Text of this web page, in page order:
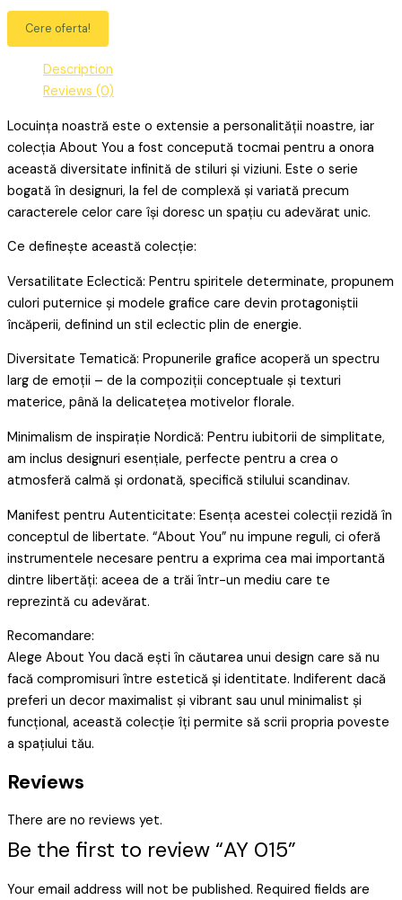
Cere oferta!
Description
Reviews (0)
Locuința noastră este o extensie a personalității noastre, iar
colecția About You a fost concepută tocmai pentru a onora
această diversitate infinită de stiluri și viziuni. Este o serie
bogată în designuri, la fel de complexă și variată precum
caracterele celor care își doresc un spațiu cu adevărat unic.
Ce definește această colecție:
Versatilitate Eclectică: Pentru spiritele determinate, propunem
culori puternice și modele grafice care devin protagoniștii
încăperii, definind un stil eclectic plin de energie.
Diversitate Tematică: Propunerile grafice acoperă un spectru
larg de emoții – de la compoziții conceptuale și texturi
materice, până la delicatețea motivelor florale.
Minimalism de inspirație Nordică: Pentru iubitorii de simplitate,
am inclus designuri esențiale, perfecte pentru a crea o
atmosferă calmă și ordonată, specifică stilului scandinav.
Manifest pentru Autenticitate: Esența acestei colecții rezidă în
conceptul de libertate. “About You” nu impune reguli, ci oferă
instrumentele necesare pentru a exprima cea mai importantă
dintre libertăți: aceea de a trăi într-un mediu care te
reprezintă cu adevărat.
Recomandare:
Alege About You dacă ești în căutarea unui design care să nu
facă compromisuri între estetică și identitate. Indiferent dacă
preferi un decor maximalist și vibrant sau unul minimalist și
funcțional, această colecție îți permite să scrii propria poveste
a spațiului tău.
Reviews
There are no reviews yet.
Be the first to review “AY 015”
Your email address will not be published. Required fields are